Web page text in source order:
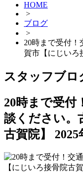
HOME
>
ブログ
>
20時まで受付
賀市【にじいろ
スタッフブロ
20時まで受付
談ください。
古賀院】
2025